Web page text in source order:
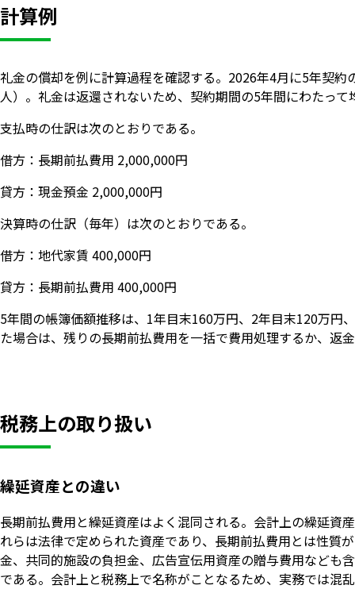
計算例
礼金の償却を例に計算過程を確認する。2026年4月に5年契
人）。礼金は返還されないため、契約期間の5年間にわたっ
支払時の仕訳は次のとおりである。
借方：長期前払費用 2,000,000円
貸方：現金預金 2,000,000円
決算時の仕訳（毎年）は次のとおりである。
借方：地代家賃 400,000円
貸方：長期前払費用 400,000円
5年間の帳簿価額推移は、1年目末160万円、2年目末120万
た場合は、残りの長期前払費用を一括で費用処理するか、返
税務上の取り扱い
繰延資産との違い
長期前払費用と繰延資産はよく混同される。会計上の繰延資
れらは法律で定められた資産であり、長期前払費用とは性質
金、共同的施設の負担金、広告宣伝用資産の贈与費用なども
である。会計上と税務上で名称がことなるため、実務では混